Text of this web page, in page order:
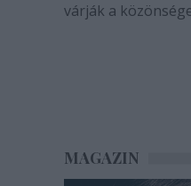
várják a
MAGAZIN